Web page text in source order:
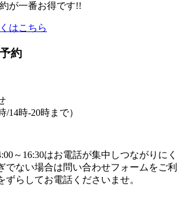
が一番お得です!!
はこちら
約
/14時-20時まで）
～16:30はお電話が集中しつながりにく
でない場合は問い合わせフォームをご利
ずらしてお電話くださいませ。